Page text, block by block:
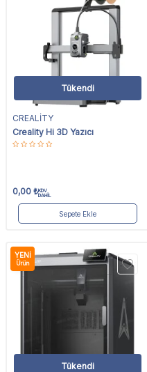
Tükendi
CREALİTY
Creality Hi 3D Yazıcı
0,00 ₺KDV
DAHİL
Sepete Ekle
YENI
Ürün
Tükendi